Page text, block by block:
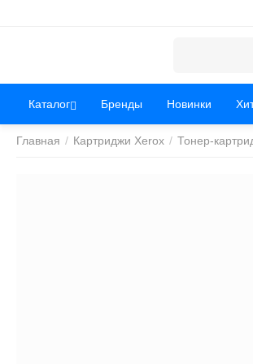
Каталог Бренды Новинки
Главная / Картриджи Xerox / Тонер-